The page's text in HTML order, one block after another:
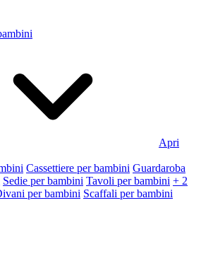
Apri
Cassettiere per bambini Guardaroba
Sedie per bambini Tavoli per bambini + 2
per bambini Scaffali per bambini